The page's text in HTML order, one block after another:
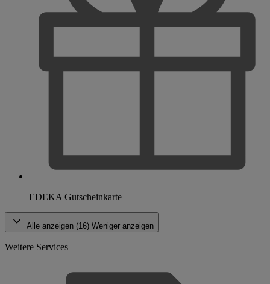
EDEKA Gutscheinkarte
Alle anzeigen (16) Weniger anzeigen
Weitere Services